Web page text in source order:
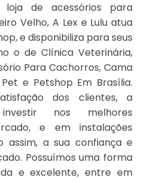
de acessórios para
Velho, A Lex e Lulu atua
e disponibiliza para seus
o de Clínica Veterinária,
Para Cachorros, Cama
e Petshop Em Brasília.
dos clientes, a
nos melhores
e em instalações
assim, a sua confiança e
Possuímos uma forma
e excelente, entre em